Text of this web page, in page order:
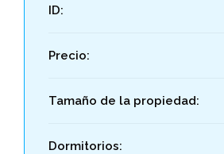
ID:
Precio:
Tamaño de la propiedad:
Dormitorios: